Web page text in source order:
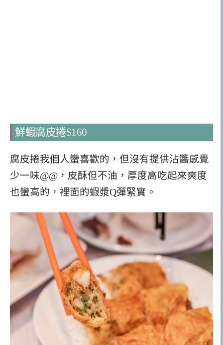
鮮蝦腐皮捲$160
腐皮捲我個人蠻喜歡的，但沒有提供沾醬感覺
少一味@@，皮酥但不油，厚度高吃起來爽度
也蠻高的，裡面的蝦漿Q彈緊實。